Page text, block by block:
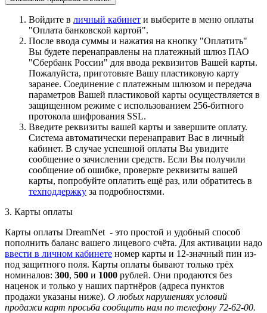
Войдите в личный кабинет и выберите в меню оплаты
"Оплата банковской картой".
После ввода суммы и нажатия на кнопку "Оплатить"
Вы будете перенаправлены на платежный шлюз ПАО
"Сбербанк России" для ввода реквизитов Вашей карты.
Пожалуйста, приготовьте Вашу пластиковую карту
заранее. Соединение с платежным шлюзом и передача
параметров Вашей пластиковой карты осуществляется в
защищенном режиме с использованием 256-битного
протокола шифрования SSL.
Введите реквизиты вашей карты и завершите оплату.
Система автоматически перенаправит Вас в личный
кабинет. В случае успешной оплаты Вы увидите
сообщение о зачислении средств. Если Вы получили
сообщение об ошибке, проверьте реквизиты вашей
карты, попробуйте оплатить ещё раз, или обратитесь в
техподдержку за подробностями.
3. Карты оплаты
Карты оплаты DreamNet - это простой и удобный способ
пополнить баланс вашего лицевого счёта. Для активации надо
ввести в личном кабинете номер карты и 12-значный пин из-
под защитного поля. Карты оплаты бывают только трёх
номиналов: 300, 500 и 1000 рублей. Они продаются без
наценок и только у наших партнёров (адреса пунктов
продажи указаны ниже). О любых нарушениях условий
продажи карт просьба сообщить нам по телефону 72-62-00.